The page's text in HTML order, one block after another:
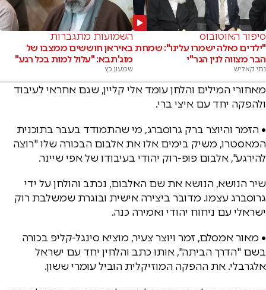
סיפור האוטובוס
"ילדים כאלה ישמרו עלינו": שמחת
הבר מצווה לנין הגר"י
נתי קאליש
השמועות מתגברות
באיראן חוששים ממצבו של
מוג'תבא: "עלול למות בכל רגע"
שמעון כץ
מאחורי המילים והלחן עומד אלי קליין, שגם אחראי לעיבוד
ולהפקה יחד עם איצי ברי.
• הזמר והיוצר ברק גרוסברג, מי שהתמודד בעבר בתוכנית
המאסטרו, משיק בימים אלו את אלבום הבכורה שלו "רוצה
להירגע", אלבום פופ-רוק יהודי בעיבודו של אפי שיינר.
שיר הנושא, הנושא את שם האלבום, נכתב והולחן על ידי
גרוסברג עצמו. מדובר ביצירה אישית ובוגרת שמשלבת רוק
ישראלי עם ניחוח יהודי ואמירה כנה.
• מאור אמסלם, זמר ויוצר צעיר, מוציא סינגל-קליפ בכורה
בשם "הדרך הביתה", אותו כתב והלחין יחד עם ישראל
אלגרבלי. את ההפקה המוזיקלית הוביל עומרי ששון.